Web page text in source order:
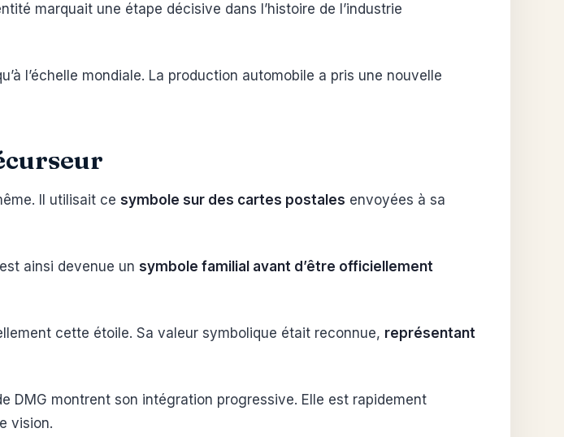
marquait une étape décisive dans l’histoire de l’industrie
l’échelle mondiale. La production automobile a pris une nouvelle
Il utilisait ce symbole sur des cartes postales envoyées à sa
ainsi devenue un symbole familial avant d’être officiellement
cette étoile. Sa valeur symbolique était reconnue, représentant
DMG montrent son intégration progressive. Elle est rapidement
vision.